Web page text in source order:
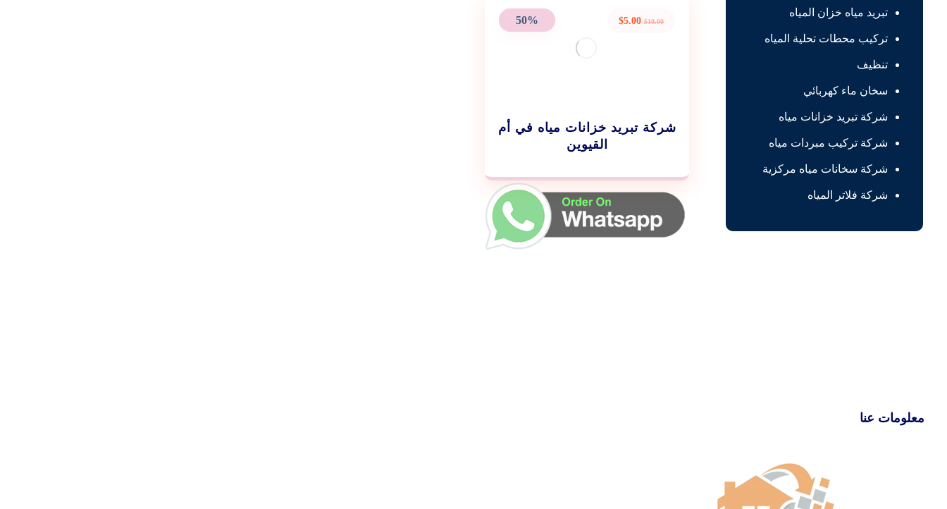
50%
شركة تبريد خزانات مياه في أم
القيوين
$10.00
$5.00
تبريد مياه خزان المياه
تركيب محطات تحلية المياه
تنظيف
سخان ماء كهربائي
شركة تبريد خزانات مياه
شركة تركيب مبردات مياه
شركة سخانات مياه مركزية
شركة فلاتر المياه
معلومات عنا